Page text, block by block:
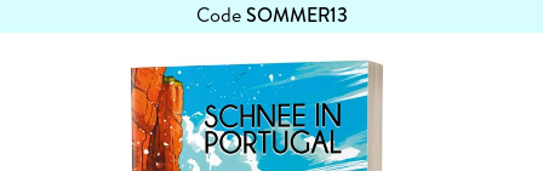
CodeSOMMER13
erfahren